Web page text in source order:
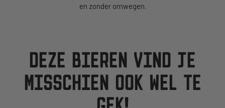
en zonder omwegen.
DEZE BIEREN VIND JE
MISSCHIEN OOK WEL TE